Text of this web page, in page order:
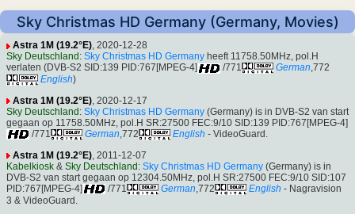
Sky Christmas HD Germany (Germany, Movies)
Astra 1M (19.2°E), 2020-12-28
Sky Deutschland : Sky Christmas HD Germany heeft 11758.50MHz, pol.H
verlaten (DVB-S2 SID:139 PID:767[MPEG-4]
/771 German,772
English)
Astra 1M (19.2°E), 2020-12-17
Sky Deutschland : Sky Christmas HD Germany (Germany) is in DVB-S2 van start
gegaan op 11758.50MHz, pol.H SR:27500 FEC:9/10 SID:139 PID:767[MPEG-4]
/771
German,772 English - VideoGuard.
Astra 1M (19.2°E) , 2011-12-07
Kabelkiosk & Sky Deutschland: Sky Christmas HD Germany (Germany) is in
DVB-S2 van start gegaan op 12304.50MHz, pol.H SR:27500 FEC:9/10 SID:107
PID:767[MPEG-4]
/771 German ,772 English - Nagravision
3 & VideoGuard.